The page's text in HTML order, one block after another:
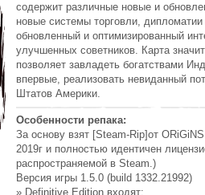
содержит различные новые и
новые системы торговли,
обновленный и оптимизированный
улучшенных советников. Карта
позволяет завладеть богатствами
впервые, реализовать невиданный
Штатов Америки.
Особенности репака:
За основу взят [Steam-Rip]от
2019г и полностью идентичен
распространяемой в Steam.)
Версия игры 1.5.0 (build 1332.21992)
» Definitive Edition входят: